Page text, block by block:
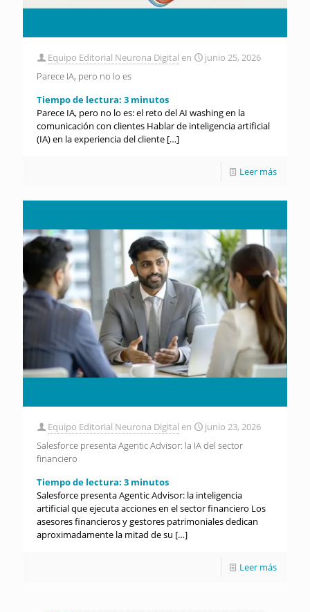
Equipo Editorial Neurona Digital en
junio 25, 2026
Parece IA, pero no lo es
Tiempo de lectura: 3 minutos
Parece IA, pero no lo es: el reto del AI washing en la
comunicación con clientes Hablar de inteligencia artificial
(IA) en la experiencia del cliente […]
Leer más
Equipo Editorial Neurona Digital en
junio 23, 2026
Salesforce presenta Agentic Advisor: la IA del sector
financiero
Tiempo de lectura: 3 minutos
Salesforce presenta Agentic Advisor: la inteligencia
artificial que ejecuta acciones en el sector financiero Los
asesores financieros y gestores patrimoniales dedican
aproximadamente la mitad de su […]
Leer más